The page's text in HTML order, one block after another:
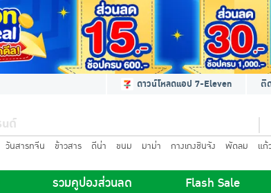
ดาวน์โหลดแอป 7-Eleven ติ
วันสารทจีน ข้าวสาร ดีน่า ขนม มาม่า กางเกงชินจัง พัดลม แก้
รวมคูปองส่วนลด Flash Sale